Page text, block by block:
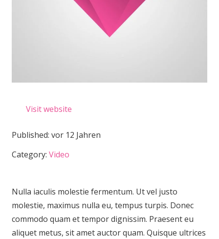
Visit website
Published: vor 12 Jahren
Category: Video
Nulla iaculis molestie fermentum. Ut vel justo
molestie, maximus nulla eu, tempus turpis. Donec
commodo quam et tempor dignissim. Praesent eu
aliquet metus, sit amet auctor quam. Quisque ultrices